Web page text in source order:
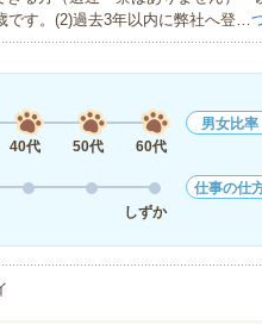
です。(2)過去3年以内に弊社へ登…
40代 50代 60代
男女比率
しずか
仕事の仕